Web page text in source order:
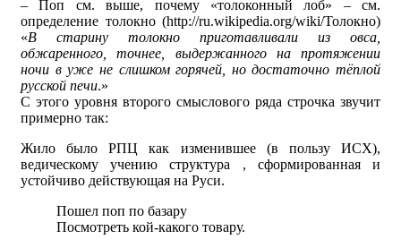
– Поп см. выше, почему «толоконный лоб» – см.
определение толокно (http://ru.wikipedia.org/wiki/Толокно)
«В старину толокно приготавливали из овса,
обжаренного, точнее, выдержанного на протяжении
ночи в уже не слишком горячей, но достаточно тёплой
русской печи.»
С этого уровня второго смыслового ряда строчка звучит
примерно так:
Жило было РПЦ как изменившее (в пользу ИСХ),
ведическому учению структура , сформированная и
устойчиво действующая на Руси.
Пошел поп по базару
Посмотреть кой-какого товару.